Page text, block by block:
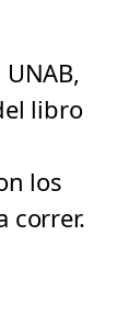
libro
los
correr.